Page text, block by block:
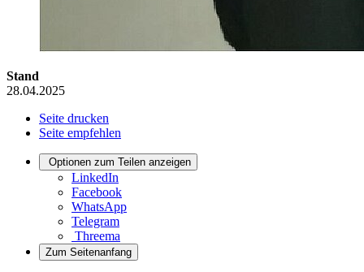
Stand
28.04.2025
Seite drucken
Seite empfehlen
Optionen zum Teilen anzeigen
LinkedIn
Facebook
WhatsApp
Telegram
Threema
Zum Seitenanfang